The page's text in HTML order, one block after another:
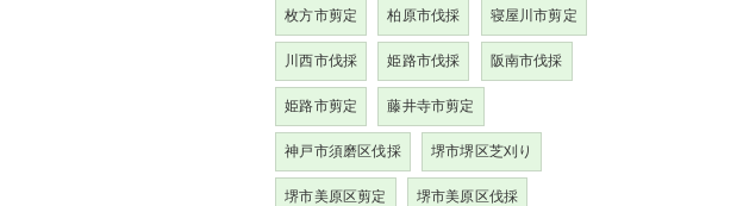
枚方市剪定 柏原市伐採 寝屋川市剪定
川西市伐採 姫路市伐採 阪南市伐採
姫路市剪定 藤井寺市剪定
神戸市須磨区伐採 堺市堺区芝刈り
堺市美原区剪定 堺市美原区伐採